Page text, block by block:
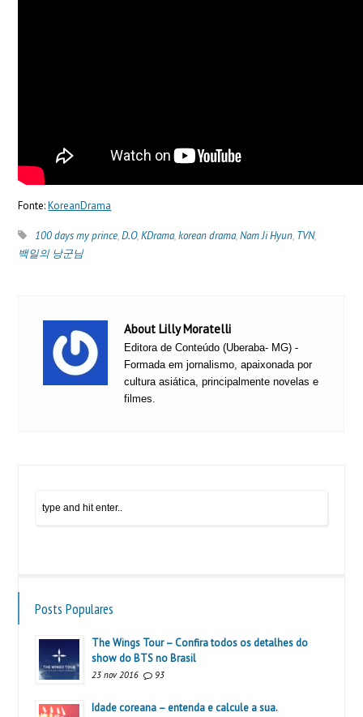
Fonte:KoreanDrama
100 days my prince,D.O,KDrama,korean drama,Nam Ji Hyun, TVN,
백일의 낭군님
About Lilly Moratelli
Editora de Conteúdo (Uberaba- MG) -
Formada em jornalismo, apaixonada por
cultura asiática, principalmente novelas e
filmes.
Posts Populares
The Wings Tour – Confira todos os detalhes do
show do BTS no Brasil
23 nov 2016 93
Idade coreana – entenda e calcule a sua.